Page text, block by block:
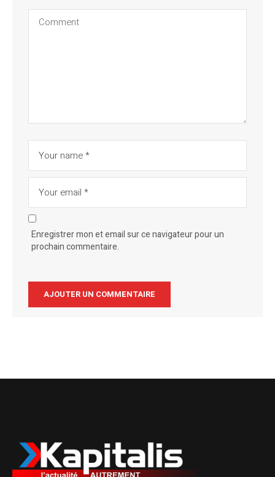
Enregistrer mon et email sur ce navigateur pour un
prochain commentaire.